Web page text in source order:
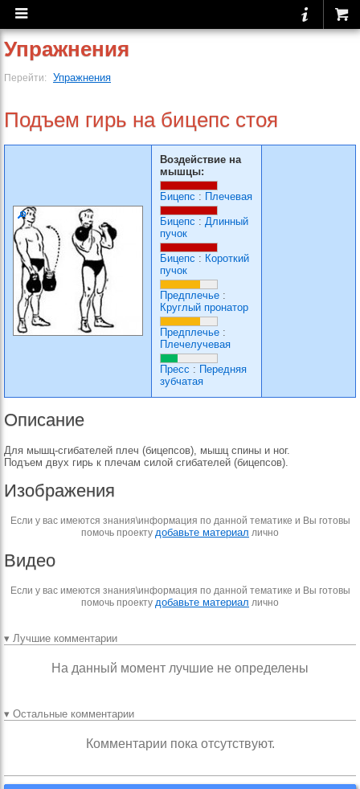
Упражнения
Перейти: Упражнения
Подъем гирь на бицепс стоя
Воздействие на
мышцы:
Бицепс : Плечевая
Бицепс : Длинный
пучок
Бицепс : Короткий
пучок
Предплечье :
Круглый пронатор
Предплечье :
Плечелучевая
Пресс : Передняя
зубчатая
Описание
Для мышц-сгибателей плеч (бицепсов), мышц спины и ног.
Подъем двух гирь к плечам силой сгибателей (бицепсов).
Изображения
Если у вас имеются знания\информация по данной тематике и Вы готовы
помочь проекту добавьте материал лично
Видео
Если у вас имеются знания\информация по данной тематике и Вы готовы
помочь проекту добавьте материал лично
▾ Лучшие комментарии
На данный момент лучшие не определены
▾ Остальные комментарии
Комментарии пока отсутствуют.